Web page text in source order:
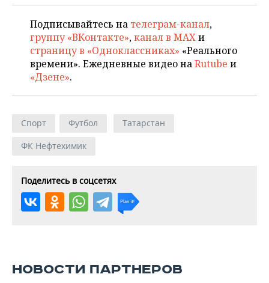
Подписывайтесь на телеграм-канал,
группу «ВКонтакте»,канал в MAXи
страницу в «Одноклассниках» «Реального
времени». Ежедневные видео наRutube и
«Дзене».
Спорт Футбол
Татарстан
ФК Нефтехимик
Поделитесь в соцсетях
НОВОСТИ ПАРТНЕРОВ